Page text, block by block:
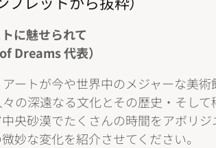
に魅せられて
Dreams 代表）
ートが今や世界中のメジャーな美
の深遠なる文化とその歴史・そし
央砂漠でたくさんの時間をアボリ
妙な変化を紹介させてください。